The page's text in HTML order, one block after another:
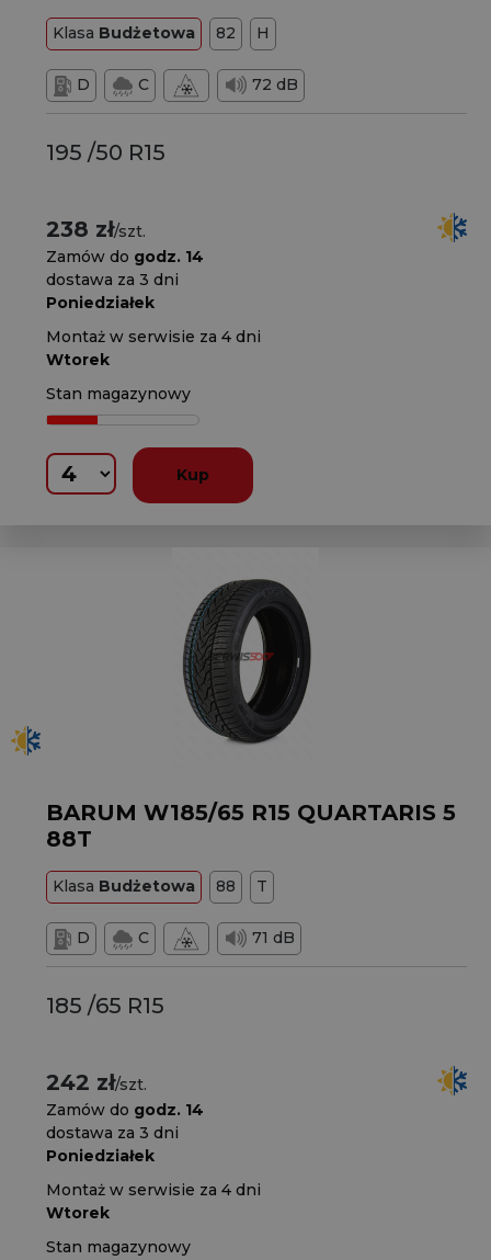
Klasa Budżetowa 82 H
D C 72 dB
195 /50 R15
238 zł/szt.
Zamów do godz. 14
dostawa za 3 dni
Poniedziałek
Montaż w serwisie za 4 dni
Wtorek
Stan magazynowy
Kup
BARUM W185/65 R15 QUARTARIS 5
88T
Klasa Budżetowa 88 T
D C 71 dB
185 /65 R15
242 zł/szt.
Zamów do godz. 14
dostawa za 3 dni
Poniedziałek
Montaż w serwisie za 4 dni
Wtorek
Stan magazynowy